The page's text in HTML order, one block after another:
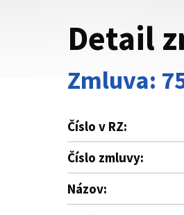
Detail
Zmluva:
Číslo v RZ:
Číslo zmluvy:
Názov: